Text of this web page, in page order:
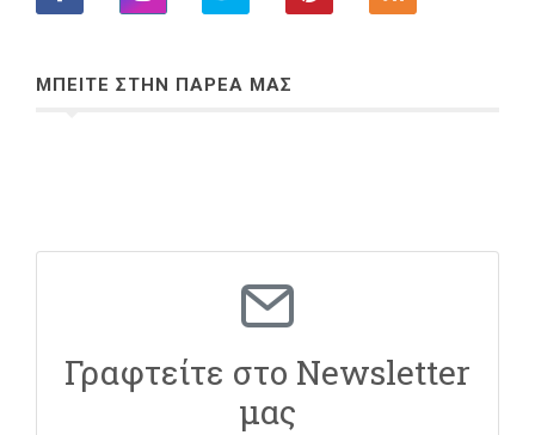
ΜΠΕΙΤΕ ΣΤΗΝ ΠΑΡΕΑ ΜΑΣ
Γραφτείτε στο Newsletter
μας